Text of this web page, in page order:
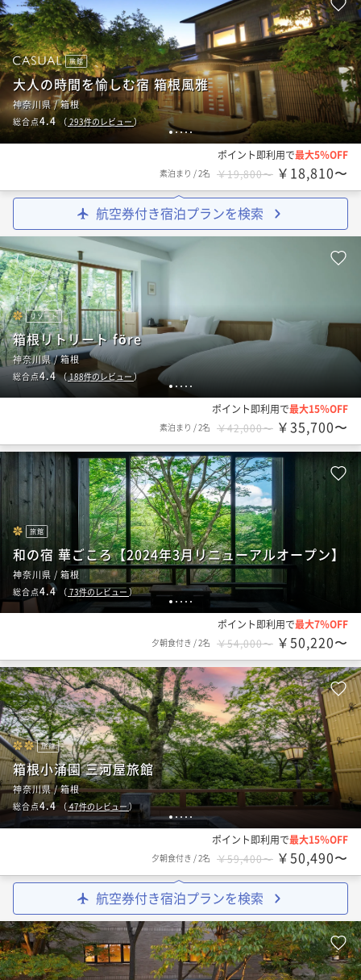
12345
旅館
大人の時間を愉しむ宿 箱根風雅
神奈川県 / 箱根
総合点4.4（293件のレビュー）
ポイント即利用で最大5％OFF
素泊まり /2名 ￥19,800〜 ￥18,810〜
航空券付き宿泊プランを検索
12 3 4 5
リゾート
箱根リトリート före
神奈川県 / 箱根
総合点4.4（188件のレビュー）
ポイント即利用で最大15％OFF
素泊まり /2名 ￥42,000〜 ￥35,700〜
1 2 3 4 5
旅館
和の宿 華ごころ【2024年3月リニューアルオープン】
神奈川県 / 箱根
総合点4.4（ 73件のレビュー ）
ポイント即利用で最大7％OFF
夕朝食付き /2名 ￥54,000〜 ￥50,220〜
12345
旅館
箱根小涌園 三河屋旅館
神奈川県 / 箱根
総合点4.4（ 47件のレビュー）
ポイント即利用で最大15％OFF
夕朝食付き /2名 ￥59,400〜 ￥50,490〜
航空券付き宿泊プランを検索